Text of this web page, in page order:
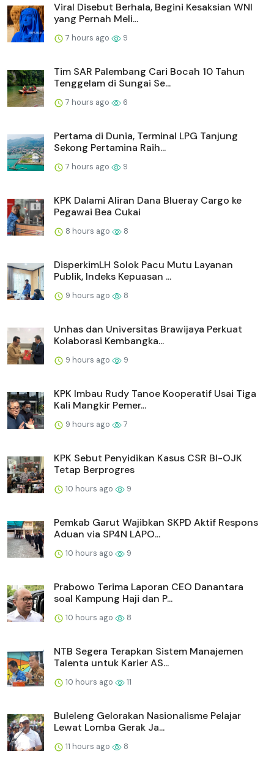
Viral Disebut Berhala, Begini Kesaksian WNI
yang Pernah Meli...
7 hours ago 9
Tim SAR Palembang Cari Bocah 10 Tahun
Tenggelam di Sungai Se...
7 hours ago 6
Pertama di Dunia, Terminal LPG Tanjung
Sekong Pertamina Raih...
7 hours ago 9
KPK Dalami Aliran Dana Blueray Cargo ke
Pegawai Bea Cukai
8 hours ago 8
DisperkimLH Solok Pacu Mutu Layanan
Publik, Indeks Kepuasan ...
9 hours ago 8
Unhas dan Universitas Brawijaya Perkuat
Kolaborasi Kembangka...
9 hours ago 9
KPK Imbau Rudy Tanoe Kooperatif Usai Tiga
Kali Mangkir Pemer...
9 hours ago 7
KPK Sebut Penyidikan Kasus CSR BI-OJK
Tetap Berprogres
10 hours ago 9
Pemkab Garut Wajibkan SKPD Aktif Respons
Aduan via SP4N LAPO...
10 hours ago 9
Prabowo Terima Laporan CEO Danantara
soal Kampung Haji dan P...
10 hours ago 8
NTB Segera Terapkan Sistem Manajemen
Talenta untuk Karier AS...
10 hours ago 11
Buleleng Gelorakan Nasionalisme Pelajar
Lewat Lomba Gerak Ja...
11 hours ago 8